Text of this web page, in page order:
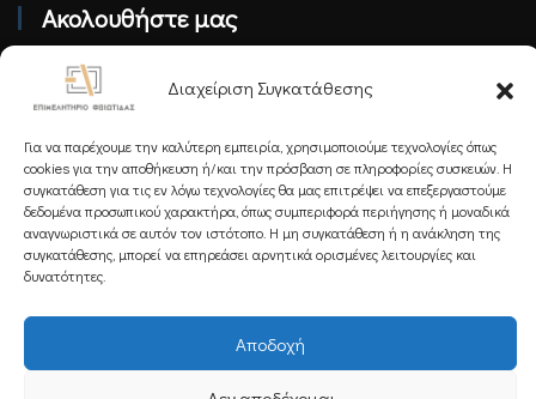
Διαχείριση Συγκατάθεσης
Για να παρέχουμε την καλύτερη εμπειρία, χρησιμοποιούμε τεχνολογίες όπως
cookies για την αποθήκευση ή/και την πρόσβαση σε πληροφορίες συσκευών. Η
συγκατάθεση για τις εν λόγω τεχνολογίες θα μας επιτρέψει να επεξεργαστούμε
δεδομένα προσωπικού χαρακτήρα, όπως συμπεριφορά περιήγησης ή μοναδικά
αναγνωριστικά σε αυτόν τον ιστότοπο. Η μη συγκατάθεση ή η ανάκληση της
συγκατάθεσης, μπορεί να επηρεάσει αρνητικά ορισμένες λειτουργίες και
δυνατότητες.
Αποδοχή
Ακολουθήστε μας
Εγγραφείτε στο Newsletter μας
Εγγραφή